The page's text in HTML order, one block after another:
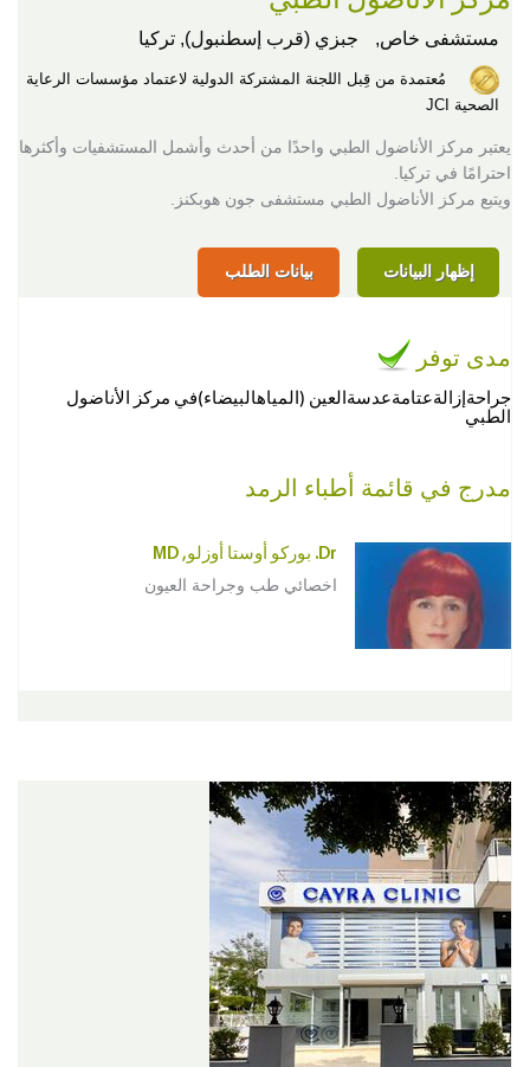
مستشفى خاص, جبزي (قرب إسطنبول), تركيا
مُعتمدة من قِبل اللجنة المشتركة الدولية لاعتماد مؤسسات الرعاية
الصحية JCI
يعتبر مركز الأناضول الطبي واحدًا من أحدث وأشمل المستشفيات وأكثرها
احترامًا في تركيا.
ويتبع مركز الأناضول الطبي مستشفى جون هوبكنز.
إظهار البيانات بيانات الطلب
مدى توفر
جراحةإزالةعتامةعدسةالعين (المياهالبيضاء)في مركز الأناضول
الطبي
مدرج في قائمة أطباء الرمد
Dr. بوركو أوستا أوزلو, MD
اخصائي طب وجراحة العيون